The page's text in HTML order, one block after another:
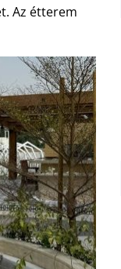
Az étterem